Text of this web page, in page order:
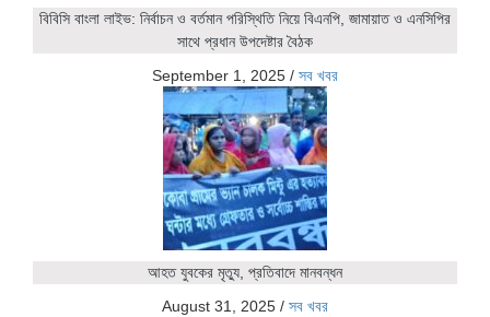
বিবিসি বাংলা লাইভ: নির্বাচন ও বর্তমান পরিস্থিতি নিয়ে বিএনপি, জামায়াত ও এনসিপির
সাথে প্রধান উপদেষ্টার বৈঠক
September 1, 2025 / সব খবর
আহত যুবকের মৃত্যু, প্রতিবাদে মানবন্ধন
August 31, 2025 / সব খবর